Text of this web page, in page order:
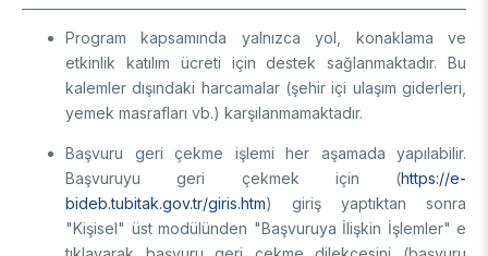
Program kapsamında yalnızca yol, konaklama ve
etkinlik katılım ücreti için destek sağlanmaktadır. Bu
kalemler dışındaki harcamalar (şehir içi ulaşım giderleri,
yemek masrafları vb.) karşılanmamaktadır.
Başvuru geri çekme işlemi her aşamada yapılabilir.
Başvuruyu geri çekmek için (https://e-
bideb.tubitak.gov.tr/giris.htm) giriş yaptıktan sonra
"Kişisel" üst modülünden "Başvuruya İlişkin İşlemler" e